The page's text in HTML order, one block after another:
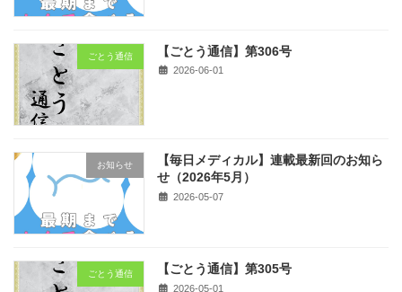
ごとう通信 【ごとう通信】第306号
2026-06-01
お知らせ
【毎日メディカル】連載最新回のお知ら
せ（2026年5月）
2026-05-07
ごとう通信 【ごとう通信】第305号
2026-05-01